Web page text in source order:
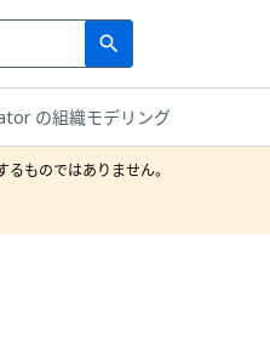
search
Search
の組織モデリング
ものではありません。